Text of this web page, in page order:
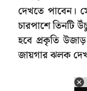
দেখতে পাবেন।
চারপাশে তিনটি
হবে প্রকৃতি
জায়গার ঝলক